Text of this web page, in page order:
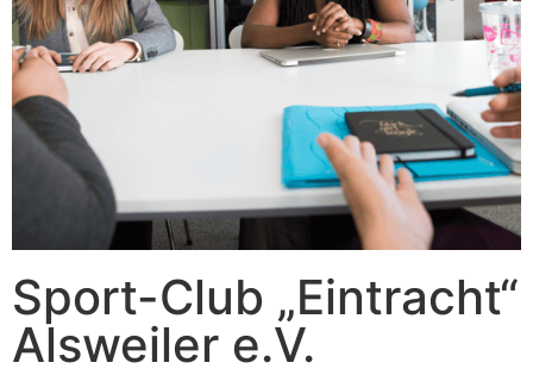
Sport-Club „Eintracht“
Alsweiler e.V.